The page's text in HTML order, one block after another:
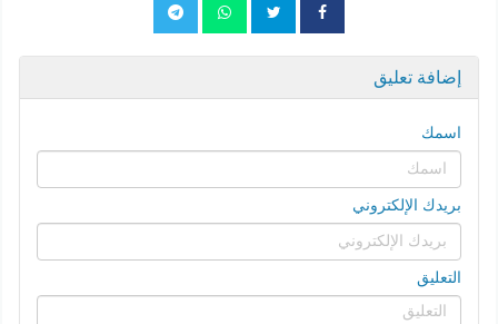
إضافة تعليق
اسمك
بريدك الإلكتروني
التعليق